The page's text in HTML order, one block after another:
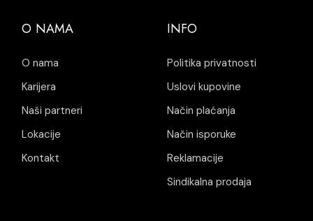
O NAMA
O nama
Karijera
Naši partneri
Lokacije
Kontakt
INFO
Politika privatnosti
Uslovi kupovine
Način plaćanja
Način isporuke
Reklamacije
Sindikalna prodaja